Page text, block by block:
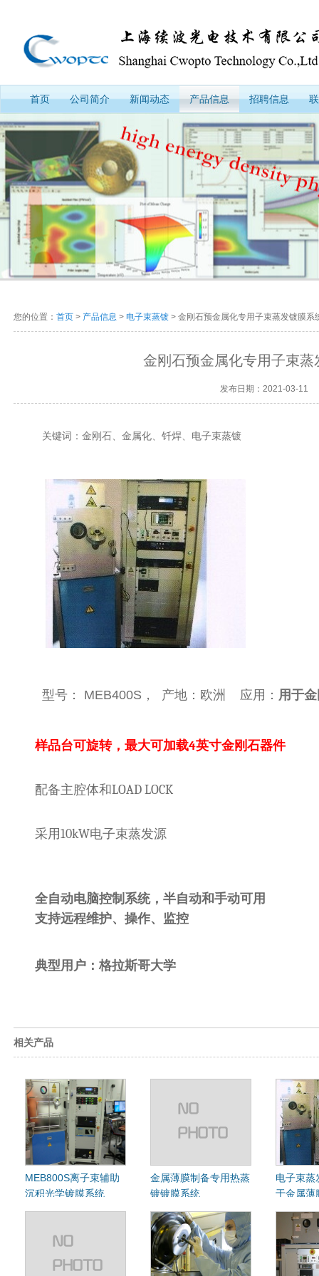
首页 公司简介 新闻动态 产品信息 招聘信息
您的位置： 首页 > 产品信息 > 电子束蒸镀 > 金刚石预金属化专用子束蒸发镀膜系
金刚石预金属化专用子束蒸
发布日期：2021-03-11
关键词：金刚石、金属化、钎焊、电子束蒸镀
型号： MEB400S， 产地：欧洲 应用： 用于
样品台可旋转，最大可加载4英寸金刚石器件
配备主腔体和LOAD LOCK
采用10kW电子束蒸发源
全自动电脑控制系统，半自动和手动可用
支持远程维护、操作、监控
典型用户：格拉斯哥大学
相关产品
MEB800S离子束辅助
沉积光学镀膜系统
（Ion beam assisted
金属薄膜制备专用热蒸
镀镀膜系统
电子束蒸
于金属薄